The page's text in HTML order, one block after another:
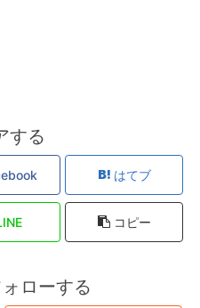
する
はてブ
コピー
ローする